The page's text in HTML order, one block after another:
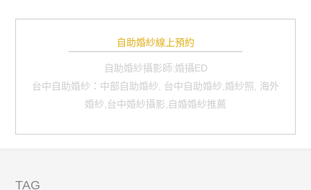
自助婚紗線上預約
自助婚紗攝影師:婚攝ED
台中自助婚紗：中部自助婚紗, 台中自助婚紗,婚紗照, 海外
婚紗,台中婚紗攝影,自婚婚紗推薦
TAG